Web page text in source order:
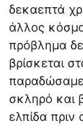
δεκαεπτά
άλλος
πρόβλημα
βρίσκεται
σκληρό και
ελπίδα πριν